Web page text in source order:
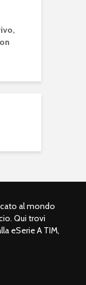
al mondo
Qui trovi
eSerie A TIM,